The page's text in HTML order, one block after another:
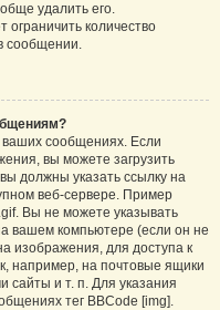
удалить его.
количество
сообщении.
сообщениях. Если
вы можете загрузить
должны указать ссылку на
веб-сервере. Пример
Вы не можете указывать
вашем компьютере (если он не
изображения, для доступа к
например, на почтовые ящики
и т. п. Для указания
тег BBCode [img].